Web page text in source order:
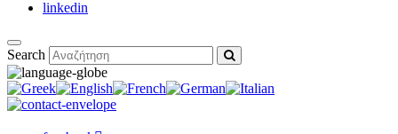
linkedin
Search